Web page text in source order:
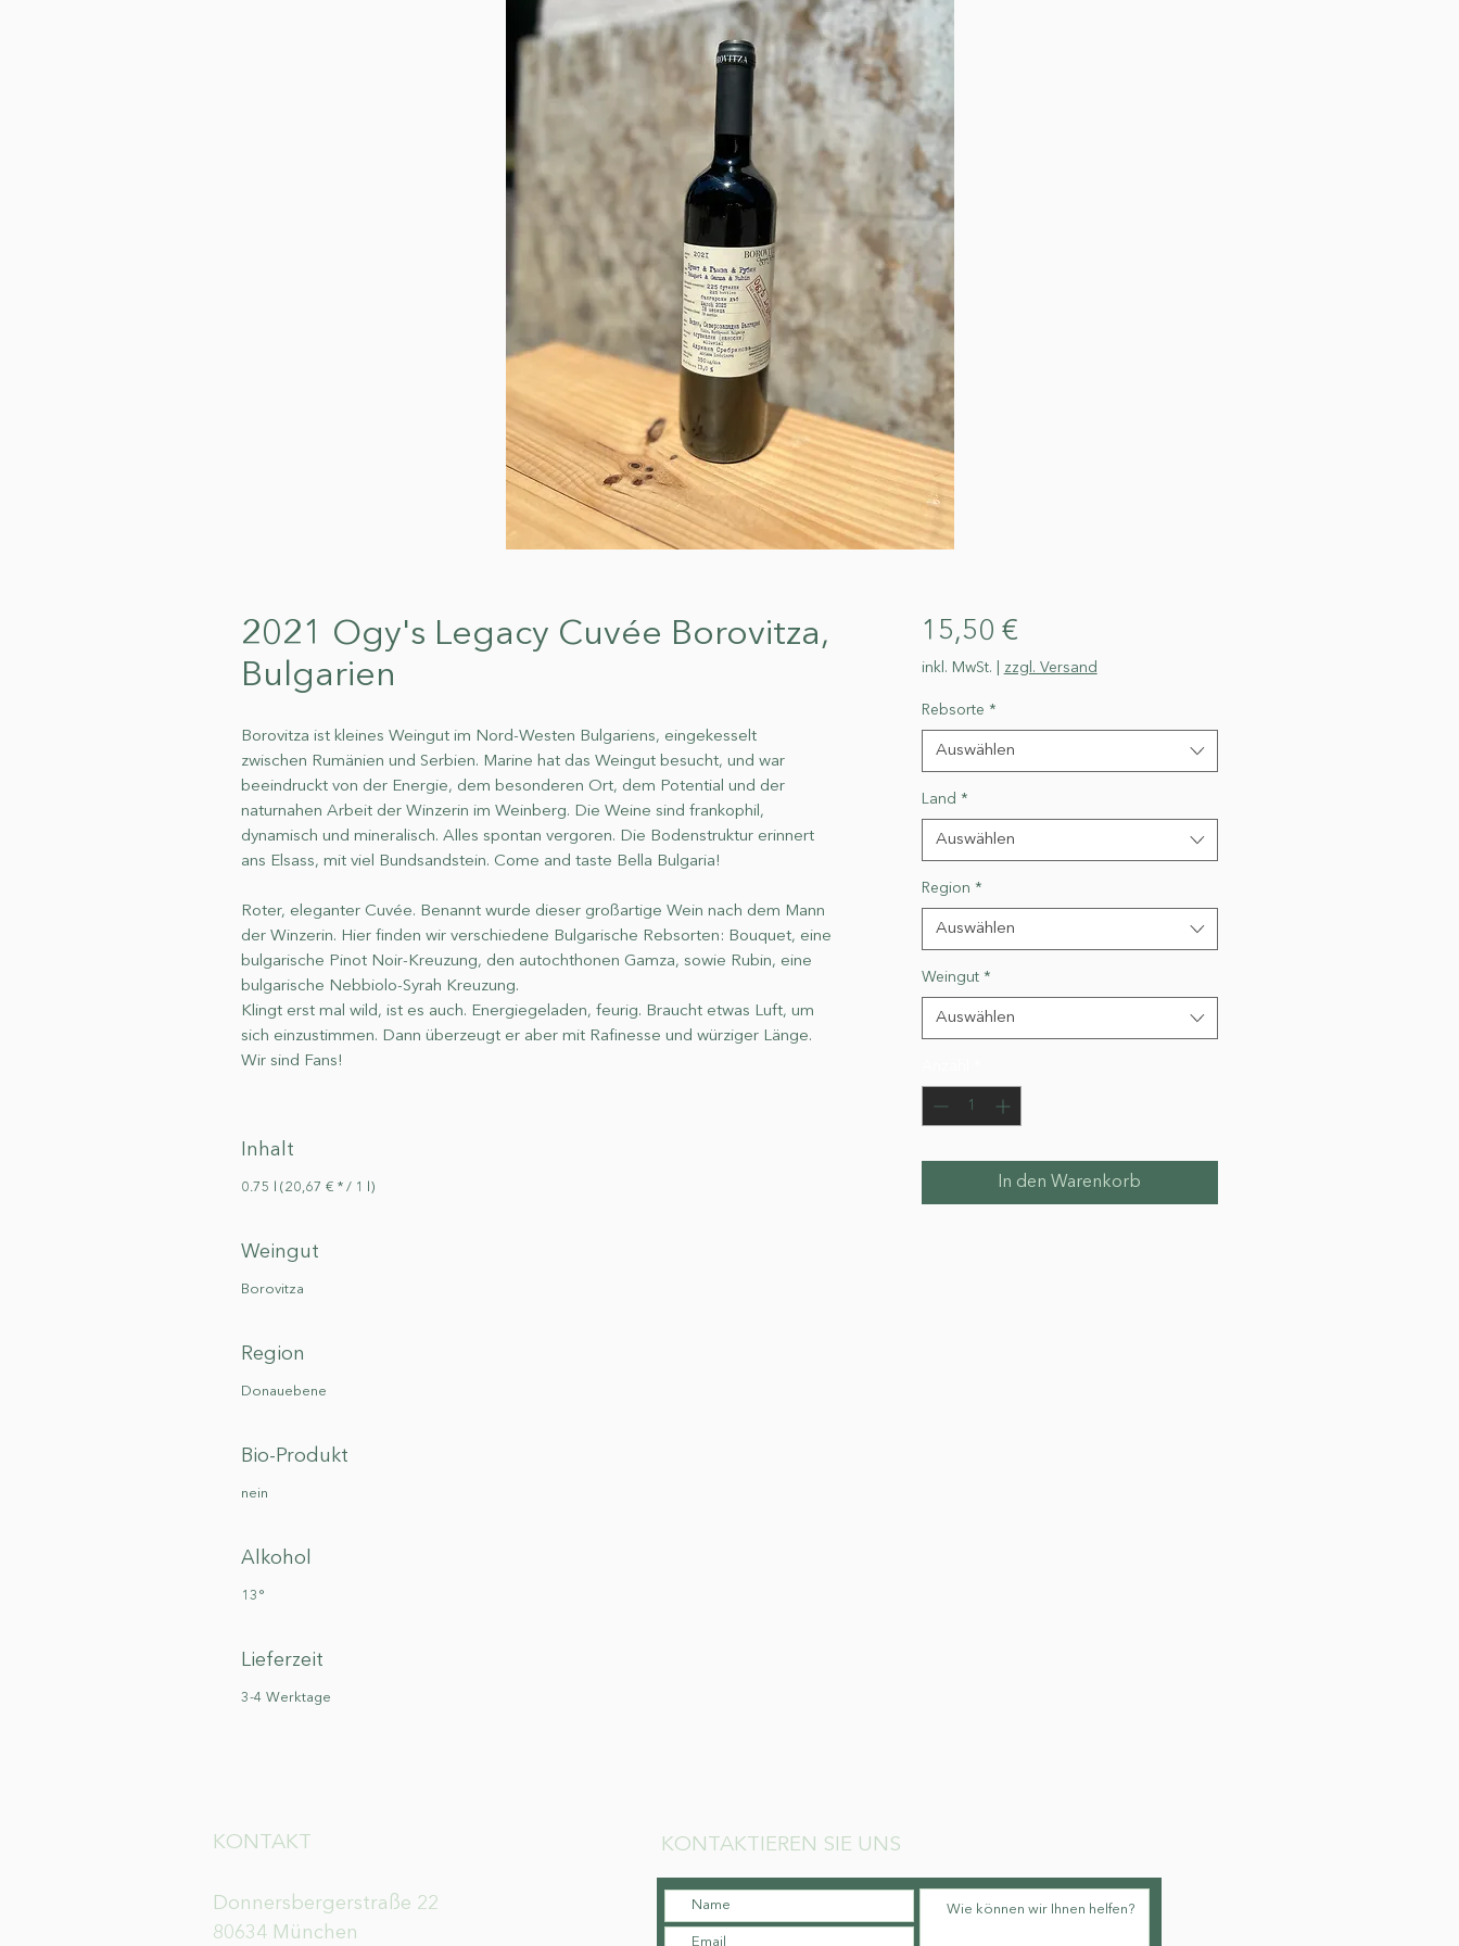
2021 Ogy's Legacy Cuvée Borovitza,
Bulgarien
Borovitza ist kleines Weingut im Nord-Westen Bulgariens, eingekesselt
zwischen Rumänien und Serbien. Marine hat das Weingut besucht, und war
beeindruckt von der Energie, dem besonderen Ort, dem Potential und der
naturnahen Arbeit der Winzerin im Weinberg. Die Weine sind frankophil,
dynamisch und mineralisch. Alles spontan vergoren. Die Bodenstruktur erinnert
ans Elsass, mit viel Bundsandstein. Come and taste Bella Bulgaria!
Roter, eleganter Cuvée. Benannt wurde dieser großartige Wein nach dem Mann
der Winzerin. Hier finden wir verschiedene Bulgarische Rebsorten: Bouquet, eine
bulgarische Pinot Noir-Kreuzung, den autochthonen Gamza, sowie Rubin, eine
bulgarische Nebbiolo-Syrah Kreuzung.
Klingt erst mal wild, ist es auch. Energiegeladen, feurig. Braucht etwas Luft, um
sich einzustimmen. Dann überzeugt er aber mit Rafinesse und würziger Länge.
Wir sind Fans!
Inhalt
0.75 l (20,67 € * / 1 l)
Weingut
Borovitza
Region
Donauebene
Bio-Produkt
nein
Alkohol
13°
Lieferzeit
3-4 Werktage
15,50 €Preis
inkl. MwSt. zzgl. Versand
Rebsorte *
Auswählen
Land *
Auswählen
Region *
Auswählen
Weingut *
Auswählen
In den Warenkorb
KONTAKT
Donnersbergerstraße 22
80634 München
KONTAKTIEREN SIE UNS